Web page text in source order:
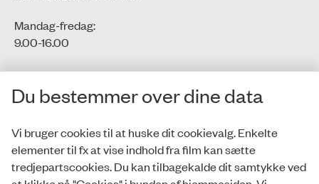
Mandag-fredag:
9.00-16.00​
CVR-nr.: 77806113
EAN-nr.: 5798000016002
Privatlivspolitik
Du bestemmer over dine data
Vi bruger cookies til at huske dit cookievalg. Enkelte
elementer til fx at vise indhold fra film kan sætte
tredjepartscookies. Du kan tilbagekalde dit samtykke ved